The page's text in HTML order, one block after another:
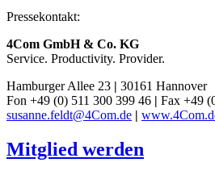
Pressekontakt:
4Com GmbH & Co. KG
Service. Productivity. Provider.
Hamburger Allee 23 | 30161 Hannover
Fon +49 (0) 511 300 399 46 | Fax +49
susanne.feldt@4Com.de |
Mitglied werden